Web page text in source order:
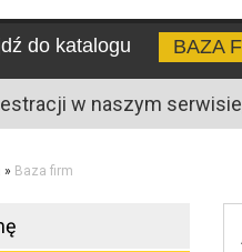
do katalogu BAZA
w naszym
» Baza firm